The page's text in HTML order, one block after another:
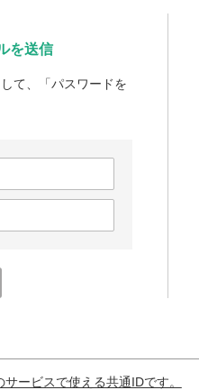
を送信
て、「パスワードを
ービスで使える共通IDです。